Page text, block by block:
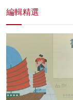
編輯精選